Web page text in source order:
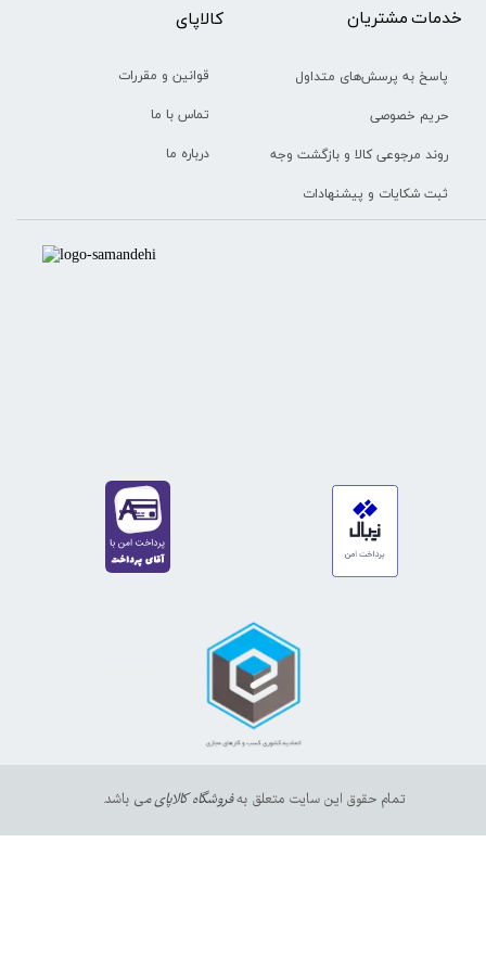
تمام حقوق این سایت متعلق بهفروشگاه کالاپای می باشد.
خدمات مشتریان
پاسخ به پرسش‌های متداول
حریم خصوصی
روند مرجوعی کالا و بازگشت وجه
ثبت شکایات و پیشنهادات
​​کالاپای
قوانین و مقررات
تماس با ما
درباره ما